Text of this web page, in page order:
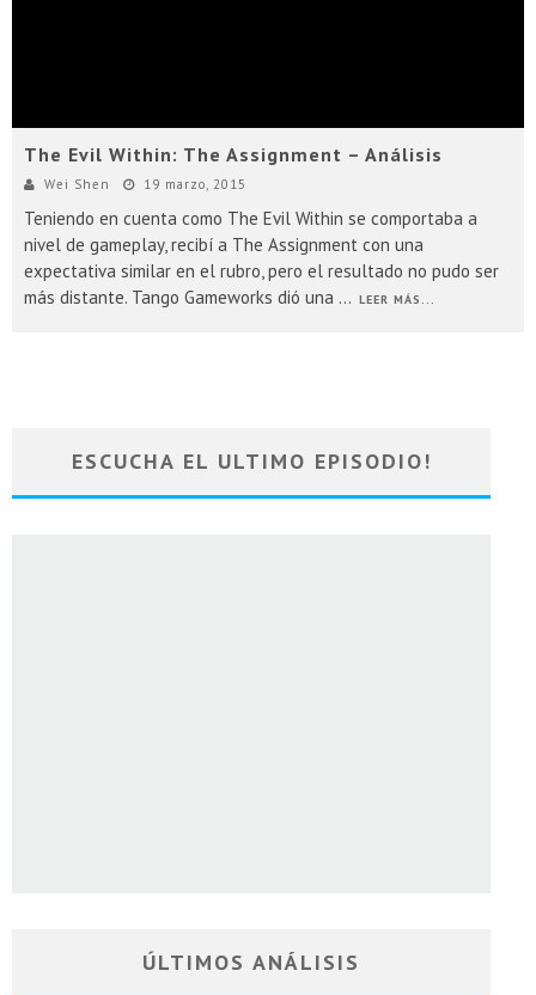
The Evil Within: The Assignment – Análisis
Wei Shen 19 marzo, 2015
Teniendo en cuenta como The Evil Within se comportaba a
nivel de gameplay, recibí a The Assignment con una
expectativa similar en el rubro, pero el resultado no pudo ser
más distante. Tango Gameworks dió una ... LEER MÁS...
ESCUCHA EL ULTIMO EPISODIO!
ÚLTIMOS ANÁLISIS